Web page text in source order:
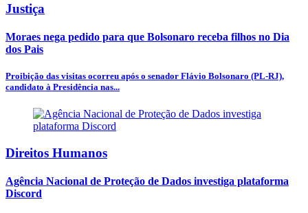
Justiça
Moraes nega pedido para que Bolsonaro receba filhos no Dia
dos Pais
Proibição das visitas ocorreu após o senador Flávio Bolsonaro (PL-RJ),
candidato à Presidência nas...
Direitos Humanos
Agência Nacional de Proteção de Dados investiga plataforma
Discord